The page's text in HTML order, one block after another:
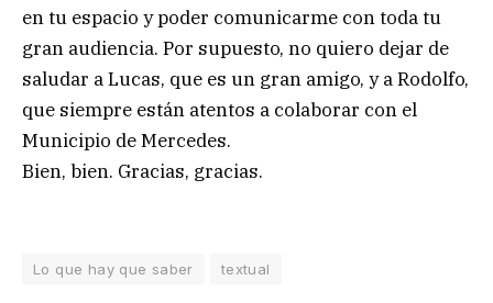
en tu espacio y poder comunicarme con toda tu
gran audiencia. Por supuesto, no quiero dejar de
saludar a Lucas, que es un gran amigo, y a Rodolfo,
que siempre están atentos a colaborar con el
Municipio de Mercedes.
Bien, bien. Gracias, gracias.
Lo que hay que saber textual